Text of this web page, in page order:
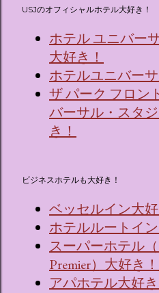
USJのオフィシャルホテル大好き！
ホテル ユニバー
大好き！
ホテルユニバー
ザ パーク フロン
バーサル・スタ
き！
ビジネスホテルも大好き！
ベッセルイン大好
ホテルルートイン
スーパーホテル
Premier）大好き！
アパホテル大好き